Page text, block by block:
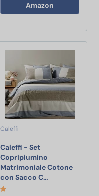
Amazon
Caleffi
Caleffi - Set
Copripiumino
Matrimoniale Cotone
con Sacco C…